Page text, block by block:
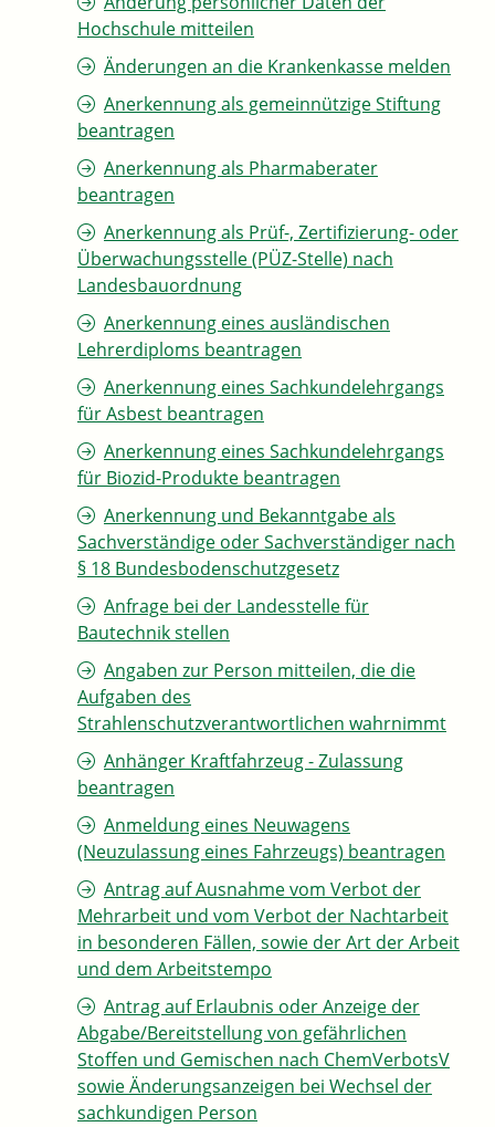
Hochschule mitteilen
Änderungen an die Krankenkasse melden
Anerkennung als gemeinnützige Stiftung
beantragen
Anerkennung als Pharmaberater
beantragen
Anerkennung als Prüf-, Zertifizierung- oder
Überwachungsstelle (PÜZ-Stelle) nach
Landesbauordnung
Anerkennung eines ausländischen
Lehrerdiploms beantragen
Anerkennung eines Sachkundelehrgangs
für Asbest beantragen
Anerkennung eines Sachkundelehrgangs
für Biozid-Produkte beantragen
Anerkennung und Bekanntgabe als
Sachverständige oder Sachverständiger nach
§ 18 Bundesbodenschutzgesetz
Anfrage bei der Landesstelle für
Bautechnik stellen
Angaben zur Person mitteilen, die die
Aufgaben des
Strahlenschutzverantwortlichen wahrnimmt
Anhänger Kraftfahrzeug - Zulassung
beantragen
Anmeldung eines Neuwagens
(Neuzulassung eines Fahrzeugs) beantragen
Antrag auf Ausnahme vom Verbot der
Mehrarbeit und vom Verbot der Nachtarbeit
in besonderen Fällen, sowie der Art der Arbeit
und dem Arbeitstempo
Antrag auf Erlaubnis oder Anzeige der
Abgabe/Bereitstellung von gefährlichen
Stoffen und Gemischen nach ChemVerbotsV
sowie Änderungsanzeigen bei Wechsel der
sachkundigen Person